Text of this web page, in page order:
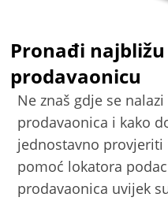
Pronađi
prodavaonicu
Ne znaš gdje se
prodavaonica i kako
jednostavno provjeriti
pomoć lokatora
prodavaonica uvijek